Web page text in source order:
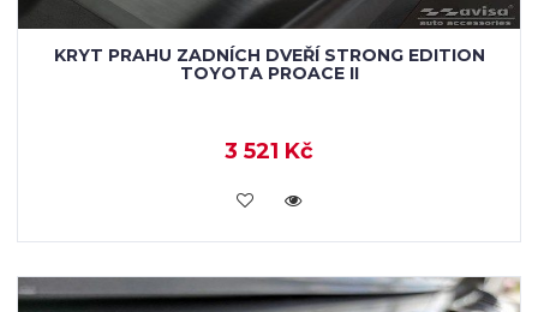
KRYT PRAHU ZADNÍCH DVEŘÍ STRONG EDITION
TOYOTA PROACE II
3 521 Kč
KOUPIT